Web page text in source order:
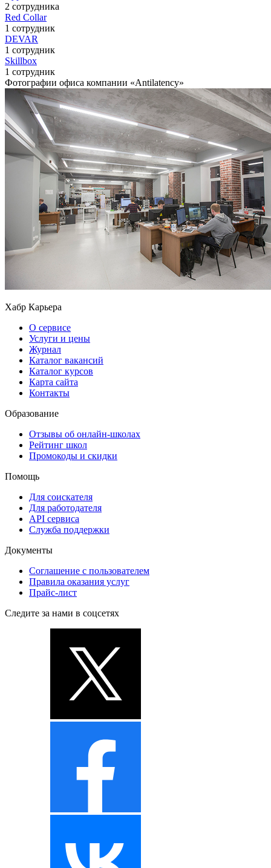
2 сотрудника
Red Collar
1 сотрудник
DEVAR
1 сотрудник
Skillbox
1 сотрудник
Фотографии офиса компании «Antilatency»
Хабр Карьера
О сервисе
Услуги и цены
Журнал
Каталог вакансий
Каталог курсов
Карта сайта
Контакты
Образование
Отзывы об онлайн-школах
Рейтинг школ
Промокоды и скидки
Помощь
Для соискателя
Для работодателя
API сервиса
Служба поддержки
Документы
Соглашение с пользователем
Правила оказания услуг
Прайс-лист
Следите за нами в соцсетях